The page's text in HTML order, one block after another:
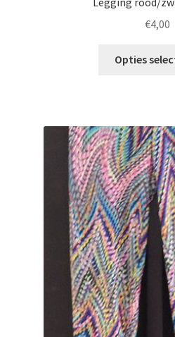
€4,00
Opties